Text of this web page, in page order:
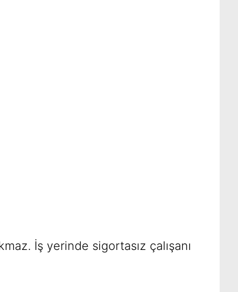
İş yerinde sigortasız çalışanı